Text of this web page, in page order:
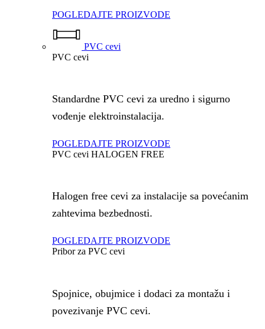
POGLEDAJTE PROIZVODE
PVC cevi
PVC cevi
Standardne PVC cevi za uredno i sigurno
vođenje elektroinstalacija.
POGLEDAJTE PROIZVODE
PVC cevi HALOGEN FREE
Halogen free cevi za instalacije sa povećanim
zahtevima bezbednosti.
POGLEDAJTE PROIZVODE
Pribor za PVC cevi
Spojnice, obujmice i dodaci za montažu i
povezivanje PVC cevi.